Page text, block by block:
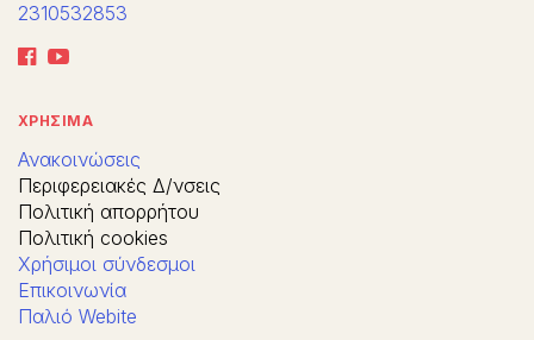
2310532853
ΧΡΗΣΙΜΑ
Ανακοινώσεις
Περιφερειακές Δ/νσεις
Πολιτική απορρήτου
Πολιτική cookies
Χρήσιμοι σύνδεσμοι
Επικοινωνία
Παλιό Webite